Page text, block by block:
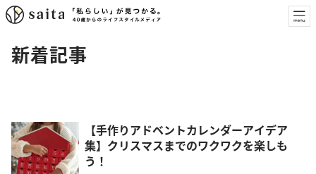
新着記事
【手作りアドベントカレンダーアイデア
集】クリスマスまでのワクワクを楽しも
う！